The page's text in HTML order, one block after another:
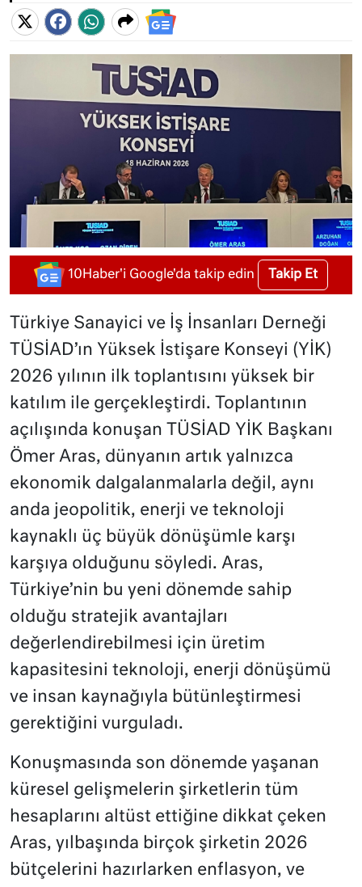
10Haber'i Google'da takip edin Takip Et
Türkiye Sanayici ve İş İnsanları Derneği
TÜSİAD’ın Yüksek İstişare Konseyi (YİK)
2026 yılının ilk toplantısını yüksek bir
katılım ile gerçekleştirdi. Toplantının
açılışında konuşan TÜSİAD YİK Başkanı
Ömer Aras, dünyanın artık yalnızca
ekonomik dalgalanmalarla değil, aynı
anda jeopolitik, enerji ve teknoloji
kaynaklı üç büyük dönüşümle karşı
karşıya olduğunu söyledi. Aras,
Türkiye’nin bu yeni dönemde sahip
olduğu stratejik avantajları
değerlendirebilmesi için üretim
kapasitesini teknoloji, enerji dönüşümü
ve insan kaynağıyla bütünleştirmesi
gerektiğini vurguladı.
Konuşmasında son dönemde yaşanan
küresel gelişmelerin şirketlerin tüm
hesaplarını altüst ettiğine dikkat çeken
Aras, yılbaşında birçok şirketin 2026
bütçelerini hazırlarken enflasyon, ve